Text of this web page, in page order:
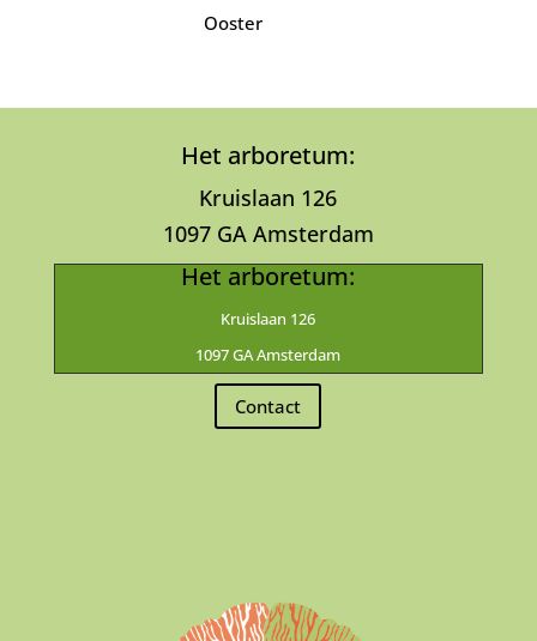
Ooster
Het arboretum:
Kruislaan 126
1097 GA Amsterdam
Het arboretum:
Kruislaan 126
1097 GA Amsterdam
Contact